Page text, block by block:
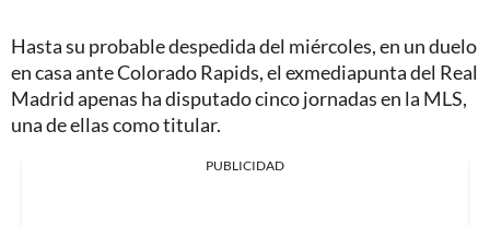
Hasta su probable despedida del miércoles, en un duelo
en casa ante Colorado Rapids, el exmediapunta del Real
Madrid apenas ha disputado cinco jornadas en la MLS,
una de ellas como titular.
PUBLICIDAD